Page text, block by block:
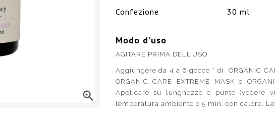

Confezione 30 ml
Modo d'uso
AGITARE PRIMA DELL’USO.
Aggiungere da 4 a 6 gocce * di ORGANIC
ORGANIC CARE EXTREME MASK o
Applicare su lunghezze e punte (vedere
temperatura ambiente o 5 min. con calore.